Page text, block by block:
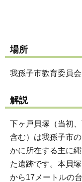
場所
我孫子市教育委員
解説
下ヶ戸貝塚（当初
含む）は我孫子市
かに所在する主に
た遺跡です。本貝
から17メートルの